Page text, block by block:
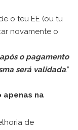
o teu EE (ou tu
novamente o
o pagamento
será validada.”
apenas na
de